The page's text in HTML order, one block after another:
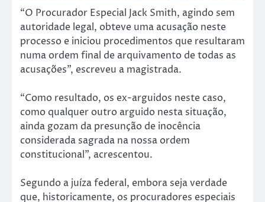
“O Procurador Especial Jack Smith, agindo sem
autoridade legal, obteve uma acusação neste
processo e iniciou procedimentos que resultaram
numa ordem final de arquivamento de todas as
acusações”, escreveu a magistrada.
“Como resultado, os ex-arguidos neste caso,
como qualquer outro arguido nesta situação,
ainda gozam da presunção de inocência
considerada sagrada na nossa ordem
constitucional”, acrescentou.
Segundo a juíza federal, embora seja verdade
que, historicamente, os procuradores especiais